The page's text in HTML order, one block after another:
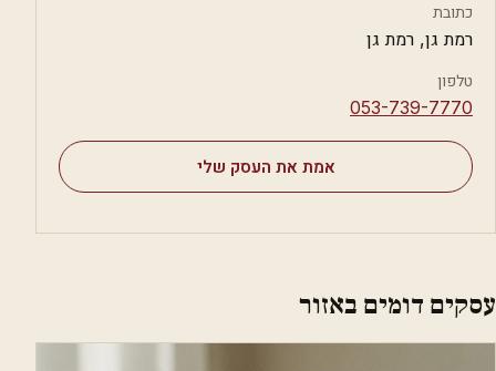
כתובת
רמת גן, רמת גן
טלפון
⁦053-739-7770⁩
אמת את העסק שלי
עסקים דומים באזור